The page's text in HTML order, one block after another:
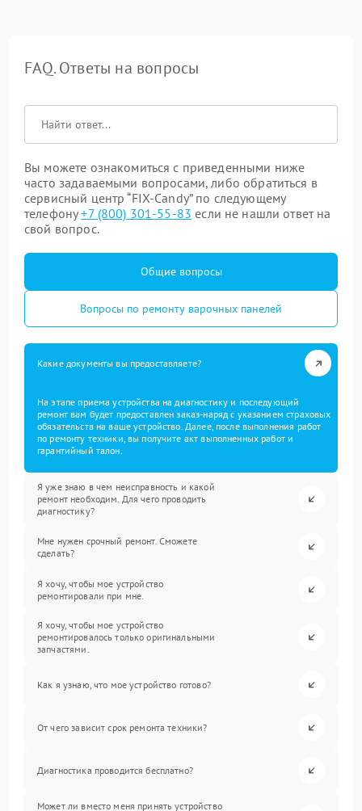
FAQ. Ответы на вопросы
Вы можете ознакомиться с приведенными ниже
часто задаваемыми вопросами, либо обратиться в
сервисный центр “FIX-Candy” по следующему
телефону+7 (800) 301-55-83 если не нашли ответ на
свой вопрос.
Общие вопросы
Вопросы по ремонту варочных панелей
Какие документы вы предоставляете?
На этапе приема устройства на диагностику и последующий
ремонт вам будет предоставлен заказ-наряд с указанием страховых
обязательств на ваше устройство. Далее, после выполнения работ
по ремонту техники, вы получите акт выполненных работ и
гарантийный талон.
Я уже знаю в чем неисправность и какой
ремонт необходим. Для чего проводить
диагностику?
Мне нужен срочный ремонт. Сможете
сделать?
Я хочу, чтобы мое устройство
ремонтировали при мне.
Я хочу, чтобы мое устройство
ремонтировалось только оригинальными
запчастями.
Как я узнаю, что мое устройство готово?
От чего зависит срок ремонта техники?
Диагностика проводится бесплатно?
Может ли вместо меня принять устройство